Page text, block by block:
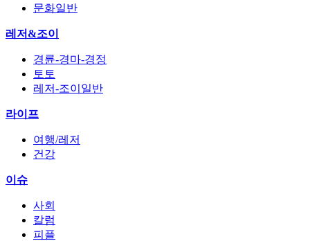
문화일반
레저&조이
경륜-경마-경정
토토
레저-조이일반
라이프
여행/레저
건강
이슈
사회
칼럼
피플